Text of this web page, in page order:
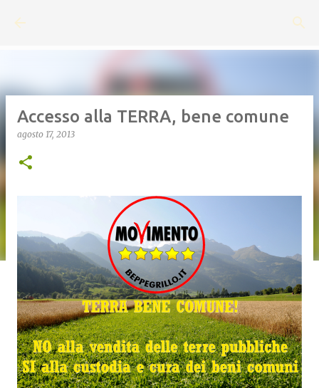
Accesso alla TERRA, bene comune
agosto 17, 2013